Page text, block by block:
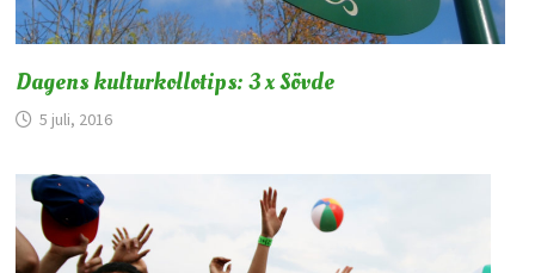
Dagens kulturkollotips: 3 x Sövde
5 juli, 2016